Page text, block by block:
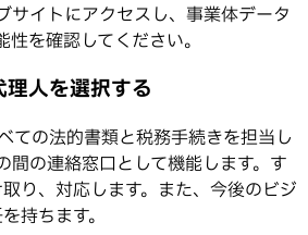
サイトにアクセスし、事業体データ
を確認してください。
人を選択する
ての法的書類と税務手続きを担当し
間の連絡窓口として機能します。す
り、対応します。また、今後のビジ
持ちます。